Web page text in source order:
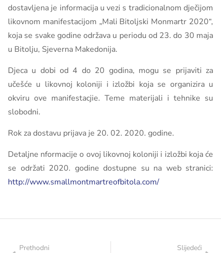
dostavljena je informacija u vezi s tradicionalnom dječijom
likovnom manifestacijom „Mali Bitoljski Monmartr 2020“,
koja se svake godine održava u periodu od 23. do 30 maja
u Bitolju, Sjeverna Makedonija.
Djeca u dobi od 4 do 20 godina, mogu se prijaviti za
učešće u likovnoj koloniji i izložbi koja se organizira u
okviru ove manifestacjie. Teme materijali i tehnike su
slobodni.
Rok za dostavu prijava je 20. 02. 2020. godine.
Detaljne nformacije o ovoj likovnoj koloniji i izložbi koja će
se održati 2020. godine dostupne su na web stranici:
http://www.smallmontmartreofbitola.com/
Prethodni
Slijedeći